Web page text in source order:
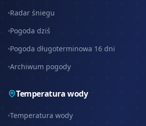
Radar śniegu
Pogoda dziś
Pogoda długoterminowa 16 dni
Archiwum pogody
Temperatura wody
Temperatura wody